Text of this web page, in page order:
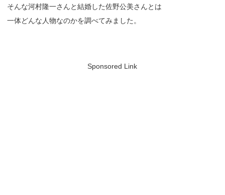
そんな河村隆一さんと結婚した佐野公美さんとは
一体どんな人物なのかを調べてみました。
Sponsored Link